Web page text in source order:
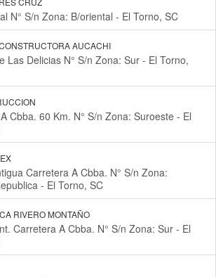
N° S/n Zona: B/oriental - El Torno, SC
AUCACHI
Las Delicias N° S/n Zona: Sur - El Torno,
Cbba. 60 Km. N° S/n Zona: Suroeste - El
Carretera A Cbba. N° S/n Zona:
- El Torno, SC
RIVERO MONTAÑO
Carretera A Cbba. N° S/n Zona: Sur - El